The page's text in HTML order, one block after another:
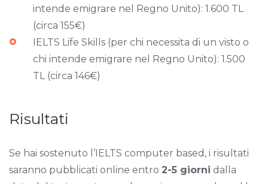
intende emigrare nel Regno Unito): 1.600 TL
(circa 155€)
IELTS Life Skills (per chi necessita di un visto o
chi intende emigrare nel Regno Unito): 1.500
TL (circa 146€)
Risultati
Se hai sostenuto l’IELTS computer based, i risultati
saranno pubblicati online entro 2-5 giorni dalla